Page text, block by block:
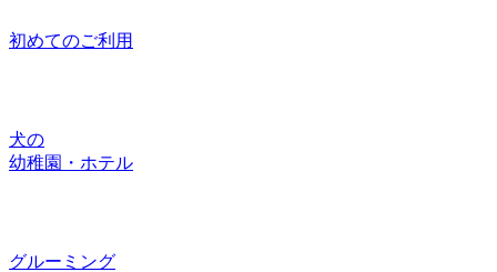
初めてのご利用
犬の
幼稚園・ホテル
グルーミング